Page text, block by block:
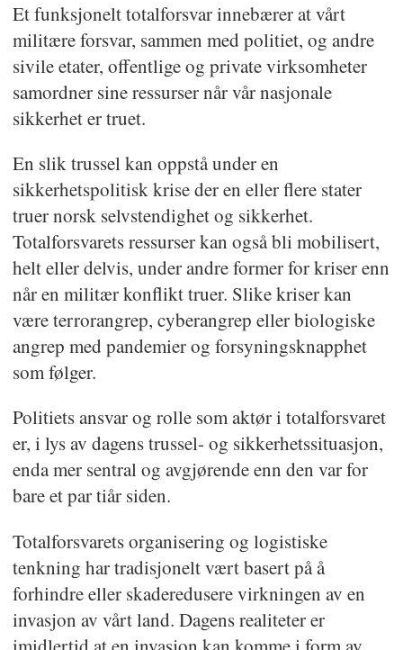
Et funksjonelt totalforsvar innebærer at vårt
militære forsvar, sammen med politiet, og andre
sivile etater, offentlige og private virksomheter
samordner sine ressurser når vår nasjonale
sikkerhet er truet.
En slik trussel kan oppstå under en
sikkerhetspolitisk krise der en eller flere stater
truer norsk selvstendighet og sikkerhet.
Totalforsvarets ressurser kan også bli mobilisert,
helt eller delvis, under andre former for kriser enn
når en militær konflikt truer. Slike kriser kan
være terrorangrep, cyberangrep eller biologiske
angrep med pandemier og forsyningsknapphet
som følger.
Politiets ansvar og rolle som aktør i totalforsvaret
er, i lys av dagens trussel- og sikkerhetssituasjon,
enda mer sentral og avgjørende enn den var for
bare et par tiår siden.
Totalforsvarets organisering og logistiske
tenkning har tradisjonelt vært basert på å
forhindre eller skaderedusere virkningen av en
invasjon av vårt land. Dagens realiteter er